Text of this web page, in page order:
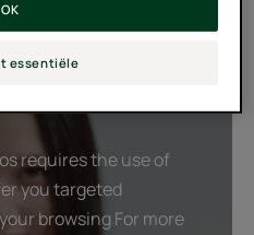
voor een heerlijk moment
en glanzend haar.
requires the use of
you targeted
browsing For more
essentiële
OK